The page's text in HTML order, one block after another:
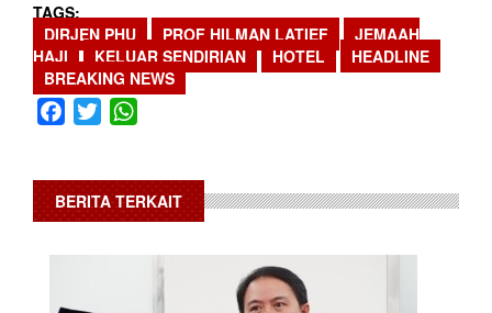
TAGS
DIRJEN PHU
PROF HILMAN LATIEF
JEMAAH
HAJI
KELUAR SENDIRIAN HOTEL
HEADLINE
BREAKING NEWS
Facebook
Twitter
BERITA TERKAIT